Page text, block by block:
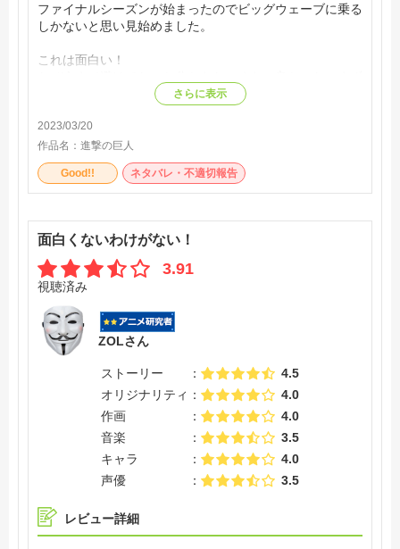
ファイナルシーズンが始まったのでビッグウェーブに乗る
しかないと思い見始めました。
これは面白い！
OPがカッコいい。映像が引くぐらいマッチしてる。流石
さらに表示
2023/03/20
作品名： 進撃の巨人
Good!! ネタバレ・不適切報告
面白くないわけがない！
3.91
視聴済み
ZOLさん
ストーリー
4.5
オリジナリティ
4.0
作画
4.0
音楽
3.5
キャラ
4.0
声優
3.5
レビュー詳細